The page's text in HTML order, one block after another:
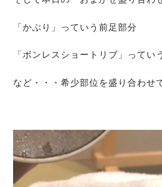
「かぶり」っていう前足部分
「ボンレスショートリブ」ってい
など・・・希少部位を盛り合わせ